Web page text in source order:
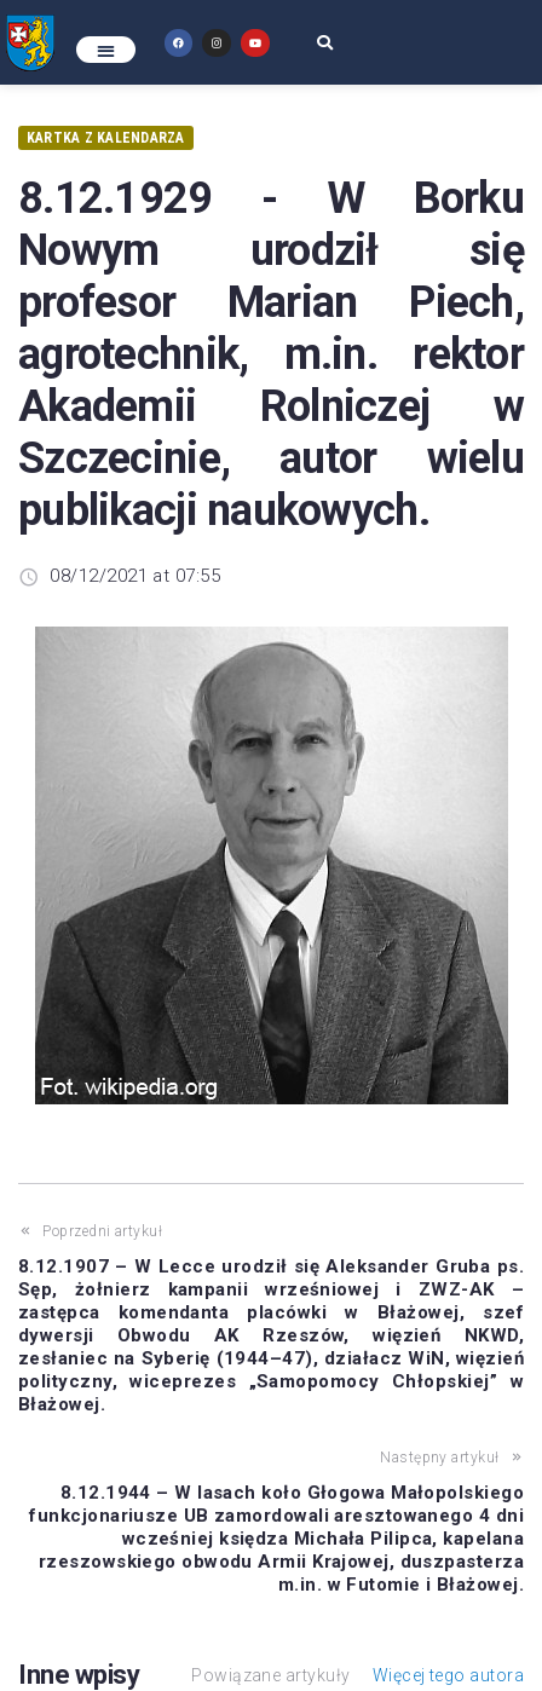
KARTKA Z KALENDARZA
8.12.1929 - W Borku
Nowym urodził się
profesor Marian Piech,
agrotechnik, m.in. rektor
Akademii Rolniczej w
Szczecinie, autor wielu
publikacji naukowych.
08/12/2021 at 07:55
Poprzedni artykuł
8.12.1907 – W Lecce urodził się Aleksander Gruba ps.
Sęp, żołnierz kampanii wrześniowej i ZWZ-AK –
zastępca komendanta placówki w Błażowej, szef
dywersji Obwodu AK Rzeszów, więzień NKWD,
zesłaniec na Syberię (1944–47), działacz WiN, więzień
polityczny, wiceprezes „Samopomocy Chłopskiej” w
Błażowej.
Następny artykuł
8.12.1944 – W lasach koło Głogowa Małopolskiego
funkcjonariusze UB zamordowali aresztowanego 4 dni
wcześniej księdza Michała Pilipca, kapelana
rzeszowskiego obwodu Armii Krajowej, duszpasterza
m.in. w Futomie i Błażowej.
Inne wpisy Powiązane artykuły Więcej tego autora